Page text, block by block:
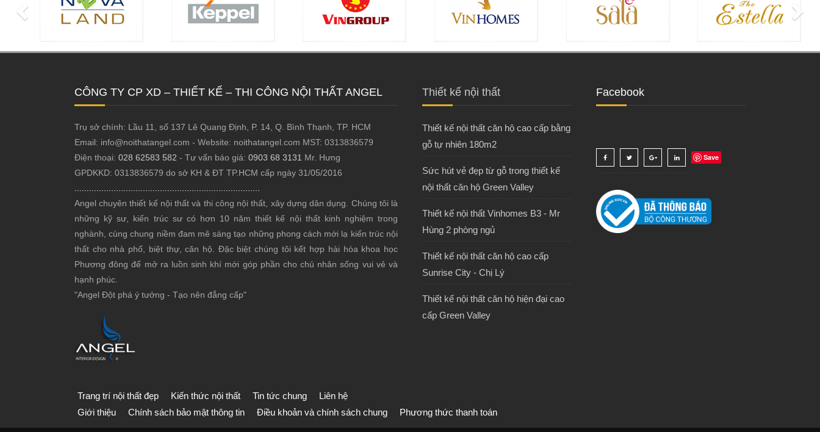
CÔNG TY CP XD – THIẾT KẾ – THI CÔNG NỘI THẤT ANGEL
Trụ sở chính: Lầu 11, số 137 Lê Quang Định, P. 14, Q. Bình Thạnh, TP. HCM
Email: info@noithatangel.com - Website: noithatangel.com MST: 0313836579
Điện thoại: 028 62583 582 - Tư vấn báo giá: 0903 68 3131 Mr. Hưng
GPDKKD: 0313836579 do sở KH & ĐT TP.HCM cấp ngày 31/05/2016
Angel chuyên thiết kế nội thất và thi công nội thất, xây dựng dân dụng. Chúng tôi là
những kỹ sư, kiến trúc sư có hơn 10 năm thiết kế nội thất kinh nghiệm trong
nghành, cùng chung niềm đam mê sáng tạo những phong cách mới lạ kiến trúc nội
thất cho nhà phố, biệt thự, căn hộ. Đặc biệt chúng tôi kết hợp hài hòa khoa học
Phương đông để mở ra luồn sinh khí mới góp phần cho chủ nhân sống vui vẻ và
hạnh phúc.
"Angel Đột phá ý tưởng - Tạo nên đẳng cấp"
Thiết kế nội thất
Thiết kế nội thất căn hộ cao cấp bằng
gỗ tự nhiên 180m2
Sức hút vẻ đẹp từ gỗ trong thiết kế
nội thất căn hộ Green Valley
Thiết kế nội thất Vinhomes B3 - Mr
Hùng 2 phòng ngủ
Thiết kế nội thất căn hộ cao cấp
Sunrise City - Chị Lý
Thiết kế nội thất căn hộ hiện đại cao
cấp Green Valley
Facebook
Save
Trang trí nội thất đẹp Kiến thức nội thất Tin tức chung
Liên hệ
Giới thiệu
Chính sách bảo mật thông tin Điều khoản và chính sách chung Phương thức thanh toán